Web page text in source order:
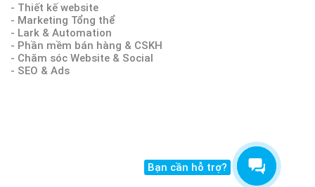
- Thiết kế website
- Marketing Tổng thể
- Lark & Automation
- Phần mềm bán hàng & CSKH
- Chăm sóc Website & Social
- SEO & Ads
Bạn cần hỗ trợ?